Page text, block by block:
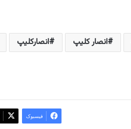
انصار کلیپ انصارکلیپ
فیسبوک